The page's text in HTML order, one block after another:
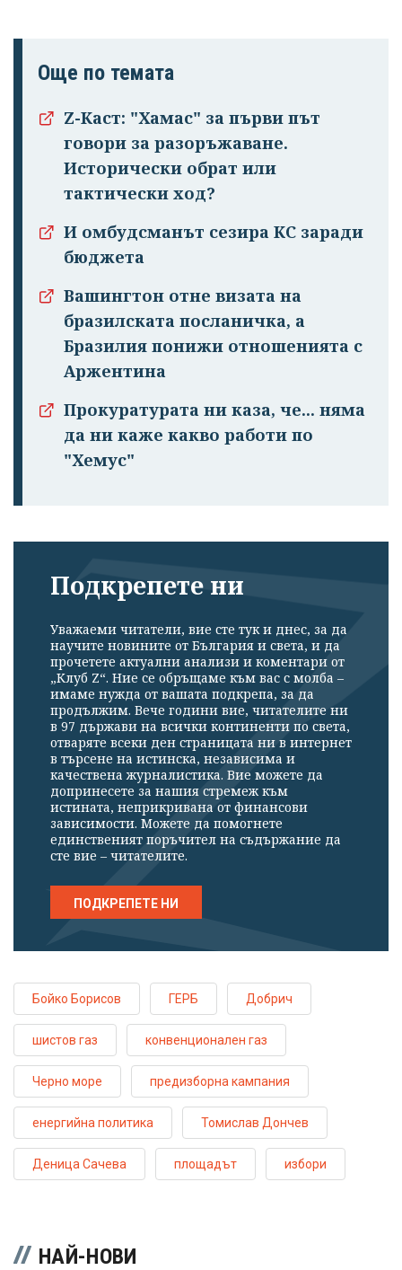
Още по темата
Z-Каст: "Хамас" за първи път
говори за разоръжаване.
Исторически обрат или
тактически ход?
И омбудсманът сезира КС заради
бюджета
Вашингтон отне визата на
бразилската посланичка, а
Бразилия понижи отношенията с
Аржентина
Прокуратурата ни каза, че... няма
да ни каже какво работи по
"Хемус"
Подкрепете ни
Уважаеми читатели, вие сте тук и днес, за да
научите новините от България и света, и да
прочетете актуални анализи и коментари от
„Клуб Z“. Ние се обръщаме към вас с молба –
имаме нужда от вашата подкрепа, за да
продължим. Вече години вие, читателите ни
в 97 държави на всички континенти по света,
отваряте всеки ден страницата ни в интернет
в търсене на истинска, независима и
качествена журналистика. Вие можете да
допринесете за нашия стремеж към
истината, неприкривана от финансови
зависимости. Можете да помогнете
единственият поръчител на съдържание да
сте вие – читателите.
ПОДКРЕПЕТЕ НИ
Бойко Борисов ГЕРБ Добрич
шистов газ конвенционален газ
Черно море предизборна кампания
енергийна политика Томислав Дончев
Деница Сачева площадът избори
НАЙ-НОВИ